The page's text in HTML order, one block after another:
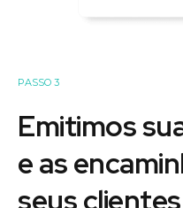
PASSO 3
Emitimos
e as
seus clientes